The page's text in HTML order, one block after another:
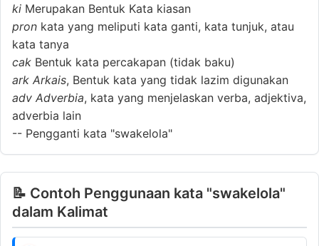
ki Merupakan Bentuk Kata kiasan
pron kata yang meliputi kata ganti, kata tunjuk, atau
kata tanya
cak Bentuk kata percakapan (tidak baku)
ark Arkais, Bentuk kata yang tidak lazim digunakan
adv Adverbia, kata yang menjelaskan verba, adjektiva,
adverbia lain
-- Pengganti kata "swakelola"
📝 Contoh Penggunaan kata "swakelola"
dalam Kalimat